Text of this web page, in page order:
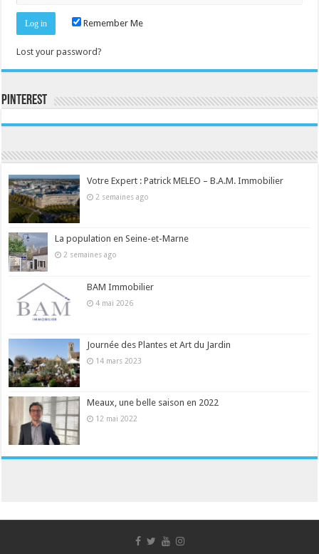
Remember Me
Lost your password?
Pinterest
Votre Expert : Patrick MELEO – B.A.M. Immobilier
2 semaines ago
La population en Seine-et-Marne
2 semaines ago
BAM Immobilier
4 mai 2026
Journée des Plantes et Art du Jardin
14 mars 2023
Meaux, une belle saison en 2022
12 mai 2022